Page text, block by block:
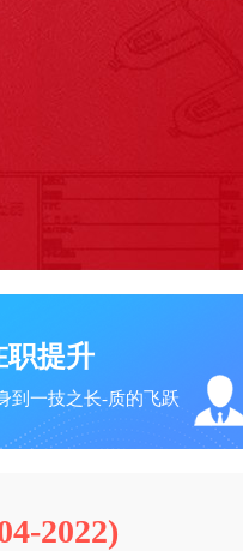
职提升
到一技之长-质的飞跃
2022)